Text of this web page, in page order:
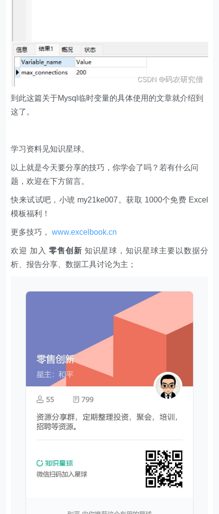
到此这篇关于Mysql临时变量的具体使用的文章就介绍到
这了。
学习资料见知识星球。
以上就是今天要分享的技巧，你学会了吗？若有什么问
题，欢迎在下方留言。
快来试试吧，小琥 my21ke007。获取 1000个免费 Excel
模板福利​​​​！
更多技巧，www.excelbook.cn
欢迎 加入 零售创新 知识星球，知识星球主要以数据分
析、报告分享、数据工具讨论为主；